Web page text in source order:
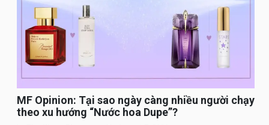
MF Opinion: Tại sao ngày càng nhiều người chạy
theo xu hướng “Nước hoa Dupe”?